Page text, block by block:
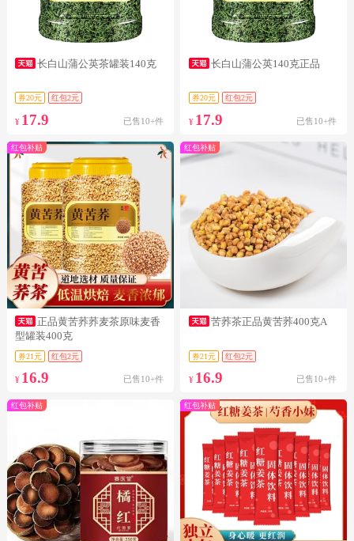
长白山蒲公英茶罐装140克
券20元 红包2元
¥ 17.9 已售10+件
长白山蒲公英140克正品
券20元 红包2元
¥ 17.9 已售10+件
红包补贴
正品黄苦荞荞麦茶原味麦香
型罐装400克
券21元 红包2元
¥ 16.9 已售10+件
红包补贴
苦荞茶正品黄苦荞400克A
券21元 红包2元
¥ 16.9 已售10+件
红包补贴 红包补贴